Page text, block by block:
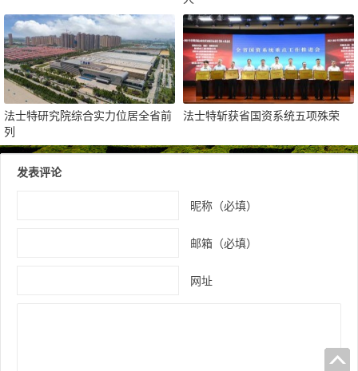
法士特研究院综合实力位居全省前
列
法士特斩获省国资系统五项殊荣
发表评论
昵称（必填）
邮箱（必填）
网址